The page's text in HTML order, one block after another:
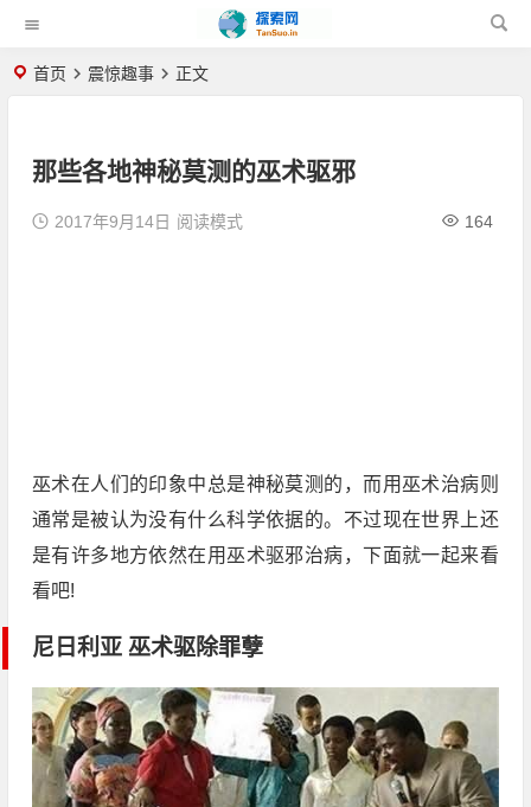
首页 震惊趣事 正文
那些各地神秘莫测的巫术驱邪
2017年9月14日 164
阅读模式
巫术在人们的印象中总是神秘莫测的，而用巫术治病则
通常是被认为没有什么科学依据的。不过现在世界上还
是有许多地方依然在用巫术驱邪治病，下面就一起来看
看吧!
尼日利亚 巫术驱除罪孽